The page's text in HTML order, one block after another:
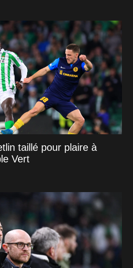
taillé pour plaire à
Vert